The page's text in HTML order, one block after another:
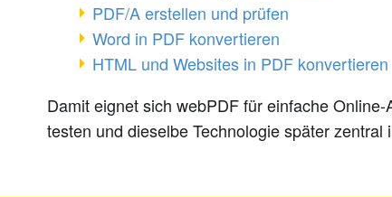
PDF/A erstellen und prüfen
Word in PDF konvertieren
HTML und Websites in PDF konvertieren
Damit eignet sich webPDF für einfache
testen und dieselbe Technologie später